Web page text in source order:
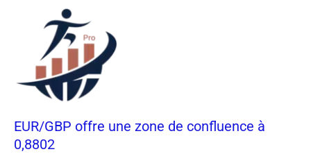
EUR/GBP offre une zone de confluence à
0,8802